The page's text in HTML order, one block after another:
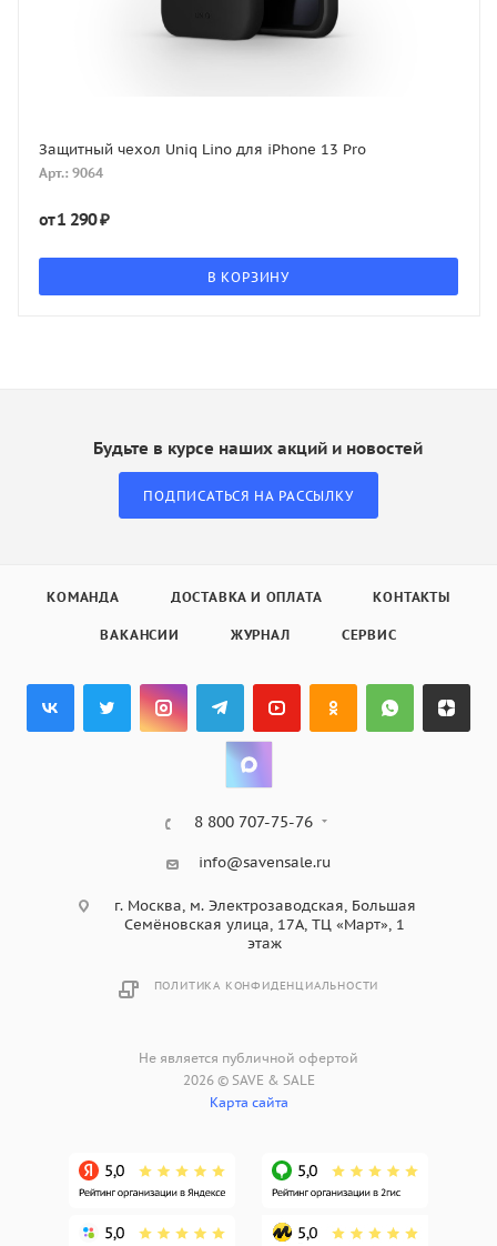
Защитный чехол Uniq Lino для iPhone 13 Pro
Арт.: 9064
от1 290 ₽
В КОРЗИНУ
Будьте в курсе наших акций и новостей
ПОДПИСАТЬСЯ НА РАССЫЛКУ
КОМАНДА ДОСТАВКА И ОПЛАТА КОНТАКТЫ
ВАКАНСИИ ЖУРНАЛ СЕРВИС
8 800 707-75-76
info@savensale.ru
г. Москва, м. Электрозаводская, Большая
Семёновская улица, 17А, ТЦ «Март», 1
этаж
ПОЛИТИКА КОНФИДЕНЦИАЛЬНОСТИ
Не является публичной офертой
2026 © SAVE & SALE
Карта сайта